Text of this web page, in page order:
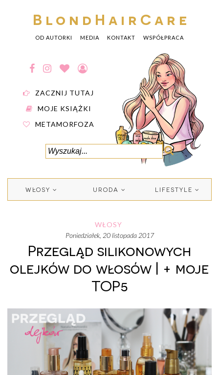
BlondHairCare
OD AUTORKI MEDIA KONTAKT WSPÓŁPRACA
ZACZNIJ TUTAJ
MOJE KSIĄŻKI
METAMORFOZA
WŁOSY URODA LIFESTYLE
WŁOSY
poniedziałek, 20 listopada 2017
Przegląd silikonowych
olejków do włosów | + moje
TOP5